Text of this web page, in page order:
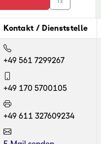
Kontakt / Dienststelle
+49 561 7299267
+49 170 5700105
+49 611 327609234